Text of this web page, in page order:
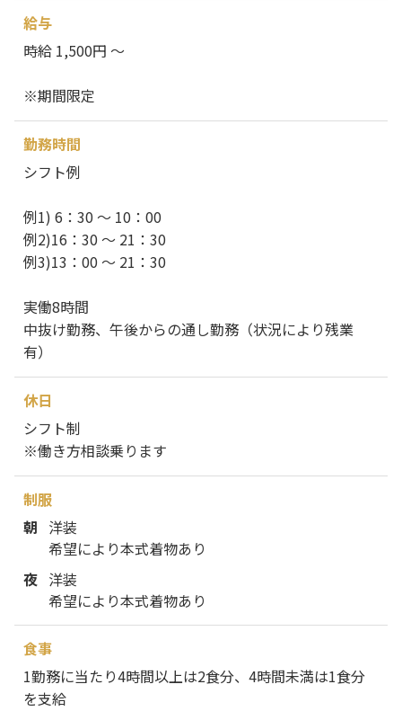
給与
時給 1,500円 ～
※期間限定
勤務時間
シフト例
例1) 6：30 ～ 10：00
例2)16：30 ～ 21：30
例3)13：00 ～ 21：30
実働8時間
中抜け勤務、午後からの通し勤務（状況により残業
有）
休日
シフト制
※働き方相談乗ります
制服
朝 洋装
希望により本式着物あり
夜 洋装
希望により本式着物あり
食事
1勤務に当たり4時間以上は2食分、4時間未満は1食分
を支給